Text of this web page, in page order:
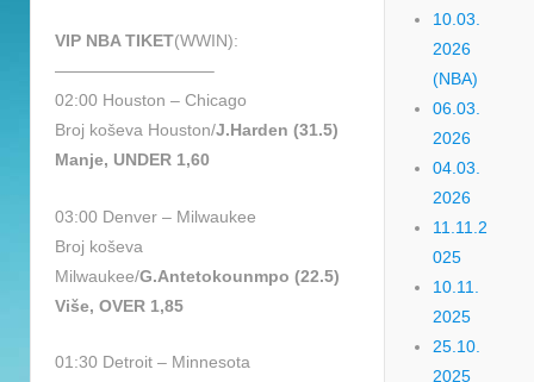
VIP NBA TIKET(WWIN):
—————————–
02:00 Houston – Chicago
Broj koševa Houston/J.Harden (31.5)
Manje, UNDER 1,60
03:00 Denver – Milwaukee
Broj koševa
Milwaukee/G.Antetokounmpo (22.5)
Više, OVER 1,85
01:30 Detroit – Minnesota
10.03.
2026
(NBA)
06.03.
2026
04.03.
2026
11.11.2
025
10.11.
2025
25.10.
2025